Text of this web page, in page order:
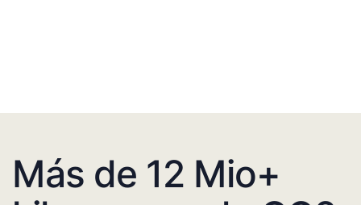
Más de 12 Mio+